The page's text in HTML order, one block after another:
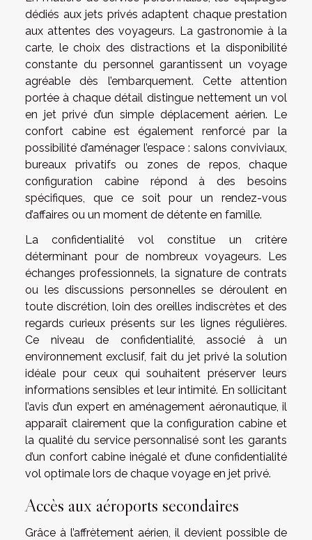
dédiés aux jets privés adaptent chaque prestation
aux attentes des voyageurs. La gastronomie à la
carte, le choix des distractions et la disponibilité
constante du personnel garantissent un voyage
agréable dès l’embarquement. Cette attention
portée à chaque détail distingue nettement un vol
en jet privé d’un simple déplacement aérien. Le
confort cabine est également renforcé par la
possibilité d’aménager l’espace : salons conviviaux,
bureaux privatifs ou zones de repos, chaque
configuration cabine répond à des besoins
spécifiques, que ce soit pour un rendez-vous
d’affaires ou un moment de détente en famille.
La confidentialité vol constitue un critère
déterminant pour de nombreux voyageurs. Les
échanges professionnels, la signature de contrats
ou les discussions personnelles se déroulent en
toute discrétion, loin des oreilles indiscrètes et des
regards curieux présents sur les lignes régulières.
Ce niveau de confidentialité, associé à un
environnement exclusif, fait du jet privé la solution
idéale pour ceux qui souhaitent préserver leurs
informations sensibles et leur intimité. En sollicitant
l’avis d’un expert en aménagement aéronautique, il
apparaît clairement que la configuration cabine et
la qualité du service personnalisé sont les garants
d’un confort cabine inégalé et d’une confidentialité
vol optimale lors de chaque voyage en jet privé.
Accès aux aéroports secondaires
Grâce à l’affrètement aérien, il devient possible de